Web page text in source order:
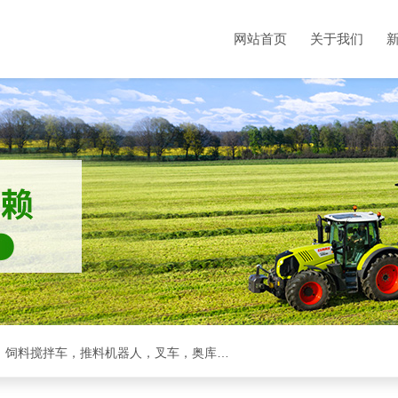
网站首页 关于我们
克拉斯全系，收割机，青储机，拖拉机，方包裹包机，饲料搅拌车，推料机器人，叉车，奥库裹包机